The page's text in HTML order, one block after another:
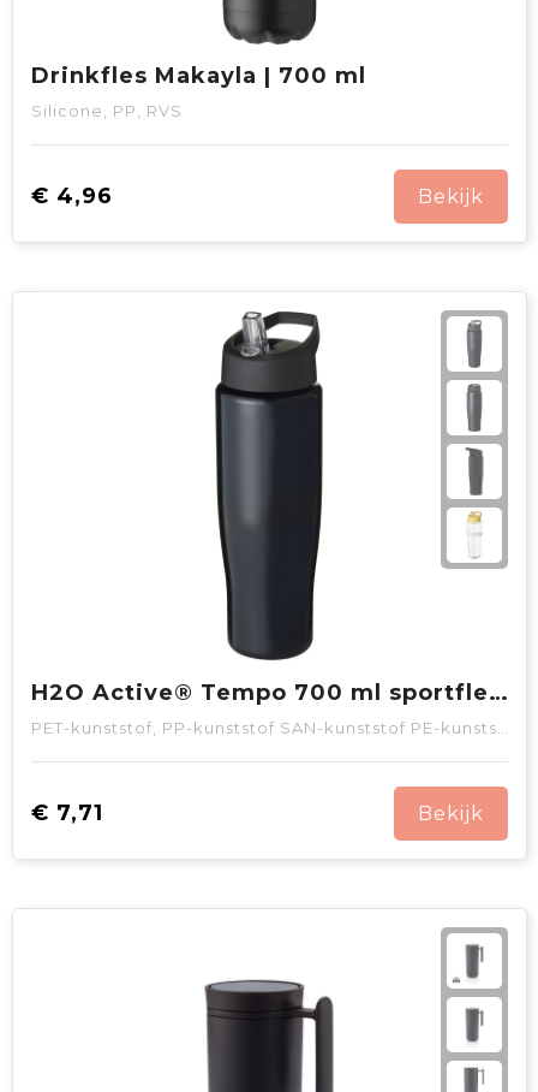
Drinkfles Makayla | 700 ml
Silicone, PP, RVS
€ 4,96 Bekijk
H2O Active® Tempo 700 ml sportfles met fliptuitdeksel
€ 7,71 Bekijk